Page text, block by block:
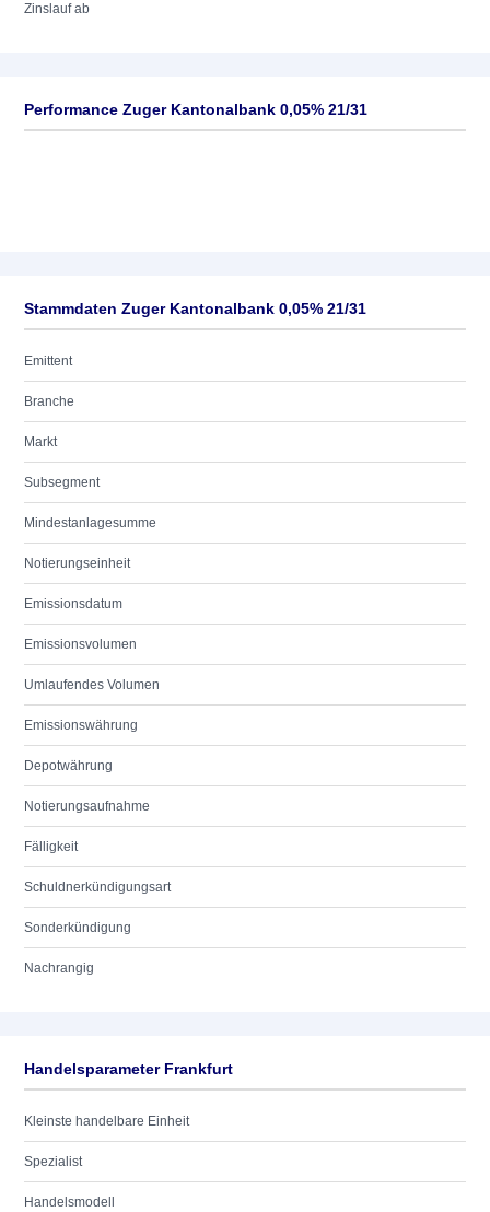
Zinslauf ab
Performance Zuger Kantonalbank 0,05% 21/31
Stammdaten Zuger Kantonalbank 0,05% 21/31
Emittent
Branche
Markt
Subsegment
Mindestanlagesumme
Notierungseinheit
Emissionsdatum
Emissionsvolumen
Umlaufendes Volumen
Emissionswährung
Depotwährung
Notierungsaufnahme
Fälligkeit
Schuldnerkündigungsart
Sonderkündigung
Nachrangig
Handelsparameter Frankfurt
Kleinste handelbare Einheit
Spezialist
Handelsmodell